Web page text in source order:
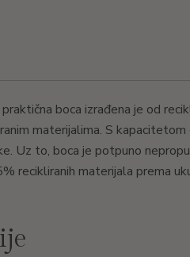
boca izrađena je od
materijalima. S
Uz to, boca je potpuno
recikliranih materijala prema